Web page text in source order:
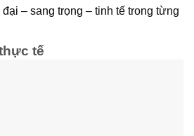
– sang trọng – tinh tế trong từng
tế